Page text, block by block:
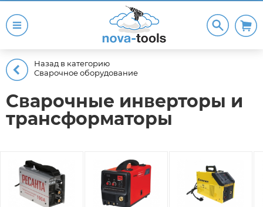
Назад в категорию
Сварочное оборудование
Сварочные инверторы и
трансформаторы